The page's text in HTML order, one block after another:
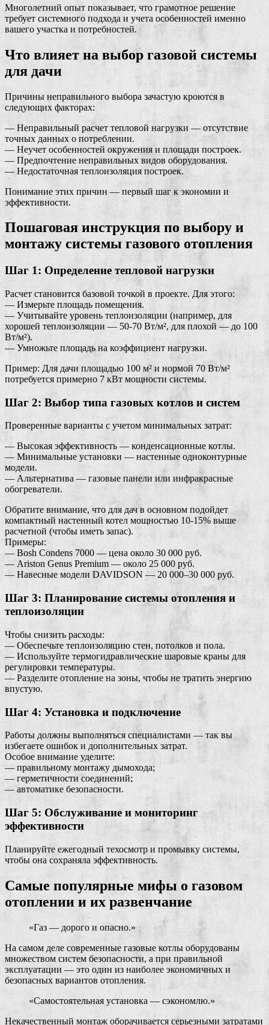
Многолетний опыт показывает, что грамотное решение
требует системного подхода и учета особенностей именно
вашего участка и потребностей.
Что влияет на выбор газовой системы
для дачи
Причины неправильного выбора зачастую кроются в
следующих факторах:
— Неправильный расчет тепловой нагрузки — отсутствие
точных данных о потреблении.
— Неучет особенностей окружения и площади построек.
— Предпочтение неправильных видов оборудования.
— Недостаточная теплоизоляция построек.
Понимание этих причин — первый шаг к экономии и
эффективности.
Пошаговая инструкция по выбору и
монтажу системы газового отопления
Шаг 1: Определение тепловой нагрузки
Расчет становится базовой точкой в проекте. Для этого:
— Измерьте площадь помещения.
— Учитывайте уровень теплоизоляции (например, для
хорошей теплоизоляции — 50-70 Вт/м², для плохой — до 100
Вт/м²).
— Умножьте площадь на коэффициент нагрузки.
Пример: Для дачи площадью 100 м² и нормой 70 Вт/м²
потребуется примерно 7 кВт мощности системы.
Шаг 2: Выбор типа газовых котлов и систем
Проверенные варианты с учетом минимальных затрат:
— Высокая эффективность — конденсационные котлы.
— Минимальные установки — настенные одноконтурные
модели.
— Альтернатива — газовые панели или инфракрасные
обогреватели.
Обратите внимание, что для дач в основном подойдет
компактный настенный котел мощностью 10-15% выше
расчетной (чтобы иметь запас).
Примеры:
— Bosh Condens 7000 — цена около 30 000 руб.
— Ariston Genus Premium — около 25 000 руб.
— Навесные модели DAVIDSON — 20 000–30 000 руб.
Шаг 3: Планирование системы отопления и
теплоизоляции
Чтобы снизить расходы:
— Обеспечьте теплоизоляцию стен, потолков и пола.
— Используйте термогидравлические шаровые краны для
регулировки температуры.
— Разделите отопление на зоны, чтобы не тратить энергию
впустую.
Шаг 4: Установка и подключение
Работы должны выполняться специалистами — так вы
избегаете ошибок и дополнительных затрат.
Особое внимание уделите:
— правильному монтажу дымохода;
— герметичности соединений;
— автоматике безопасности.
Шаг 5: Обслуживание и мониторинг
эффективности
Планируйте ежегодный техосмотр и промывку системы,
чтобы она сохраняла эффективность.
Самые популярные мифы о газовом
отоплении и их развенчание
«Газ — дорого и опасно.»
На самом деле современные газовые котлы оборудованы
множеством систем безопасности, а при правильной
эксплуатации — это один из наиболее экономичных и
безопасных вариантов отопления.
«Самостоятельная установка — сэкономлю.»
Некачественный монтаж оборачивается серьезными затратами